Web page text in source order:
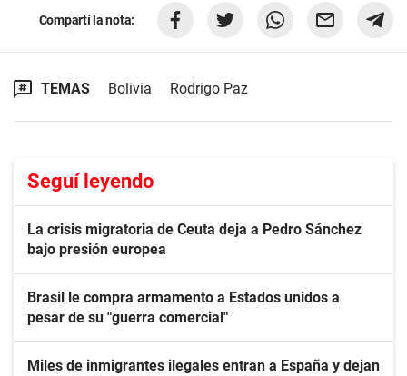
Compartí la nota:
TEMAS Bolivia Rodrigo Paz
Seguí leyendo
La crisis migratoria de Ceuta deja a Pedro Sánchez
bajo presión europea
Brasil le compra armamento a Estados unidos a
pesar de su "guerra comercial"
Miles de inmigrantes ilegales entran a España y dejan